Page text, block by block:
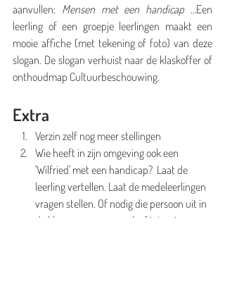
aanvullen: Mensen met een handicap …Een
leerling of een groepje leerlingen maakt een
mooie affiche (met tekening of foto) van deze
slogan. De slogan verhuist naar de klaskoffer of
onthoudmap Cultuurbeschouwing.
Extra
Verzin zelf nog meer stellingen
Wie heeft in zijn omgeving ook een
'Wilfried' met een handicap?  Laat de
leerling vertellen. Laat de medeleerlingen
vragen stellen. Of nodig die persoon uit in
de klas voor een gesprek of interview.